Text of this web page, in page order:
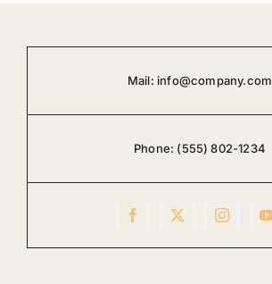
Mail: info@company.com
Phone: (555) 802-1234